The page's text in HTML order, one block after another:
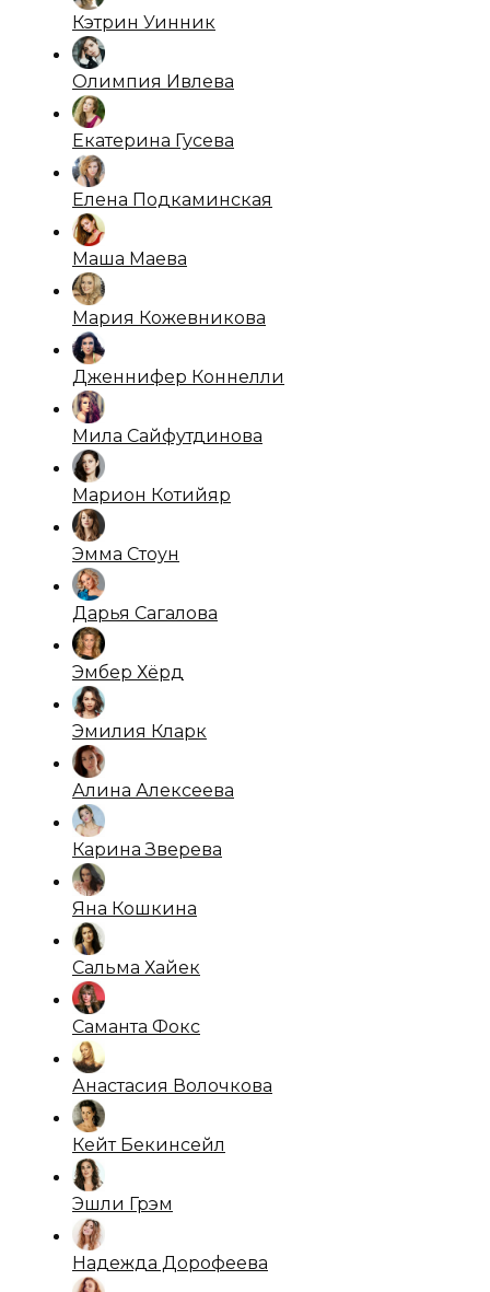
Кэтрин Уинник
Олимпия Ивлева
Екатерина Гусева
Елена Подкаминская
Маша Маева
Мария Кожевникова
Дженнифер Коннелли
Мила Сайфутдинова
Марион Котийяр
Эмма Стоун
Дарья Сагалова
Эмбер Хёрд
Эмилия Кларк
Алина Алексеева
Карина Зверева
Яна Кошкина
Сальма Хайек
Саманта Фокс
Анастасия Волочкова
Кейт Бекинсейл
Эшли Грэм
Надежда Дорофеева